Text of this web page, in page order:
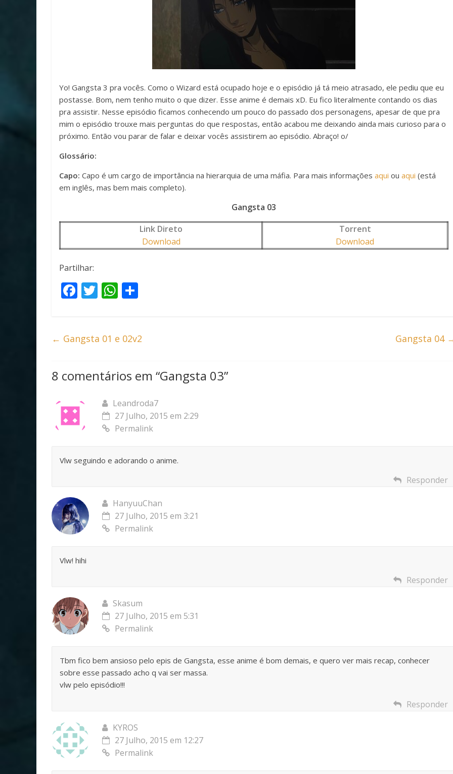
Yo! Gangsta 3 pra vocês. Como o Wizard está ocupado hoje e o episódio já tá meio atrasado, ele pediu que eu
postasse. Bom, nem tenho muito o que dizer. Esse anime é demais xD. Eu fico literalmente contando os dias
pra assistir. Nesse episódio ficamos conhecendo um pouco do passado dos personagens, apesar de que pra
mim o episódio trouxe mais perguntas do que respostas, então acabou me deixando ainda mais curioso para o
próximo. Então vou parar de falar e deixar vocês assistirem ao episódio. Abraço! o/
Glossário:
Capo: Capo é um cargo de importância na hierarquia de uma máfia. Para mais informações aqui ou aqui (está
em inglês, mas bem mais completo).
Gangsta 03
Link Direto
Torrent
Download
Download
Partilhar:
F
b
o
k
T
er
W
s
p
p
e
← Gangsta 01 e 02v2 Gangsta 04
8 comentários em “Gangsta 03”
Leandroda7
27 Julho, 2015 em 2:29
Permalink
Vlw seguindo e adorando o anime.
Responder
HanyuuChan
27 Julho, 2015 em 3:21
Permalink
Vlw! hihi
Responder
Skasum
27 Julho, 2015 em 5:31
Permalink
Tbm fico bem ansioso pelo epis de Gangsta, esse anime é bom demais, e quero ver mais recap, conhecer
sobre esse passado acho q vai ser massa.
vlw pelo episódio!!!
Responder
KYROS
27 Julho, 2015 em 12:27
Permalink